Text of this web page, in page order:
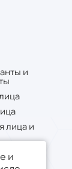
и
лица и
и